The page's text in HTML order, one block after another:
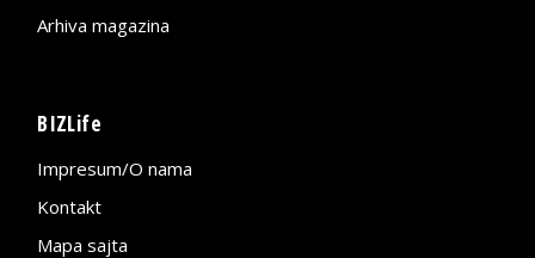
Arhiva magazina
BIZLife
Impresum/O nama
Kontakt
Mapa sajta